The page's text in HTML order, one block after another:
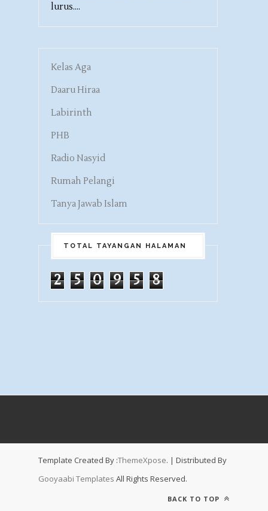
lurus....
Kelas Aga
Daaru Hiraa
Labirinth
PHB
Radio Nasyid
Rumah Pelangi
Tanya Jawab Islam
TOTAL TAYANGAN HALAMAN
2 5 0 9 5 8
Template Created By :ThemeXpose. | Distributed By
Gooyaabi Templates All Rights Reserved.
BACK TO TOP